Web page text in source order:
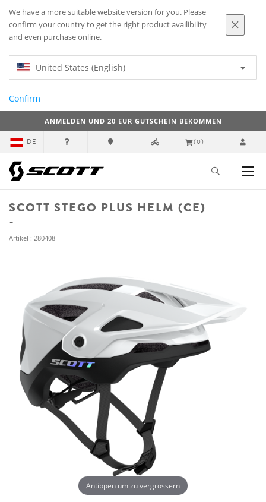
We have a more suitable website version for you. Please
confirm your country to get the right product availibility
and even purchase online.
United States (English)
Confirm
ANMELDEN UND 20 EUR GUTSCHEIN BEKOMMEN
DE (0)
SCOTT STEGO PLUS HELM (CE)
Artikel : 280408
Antippen um zu vergrössern